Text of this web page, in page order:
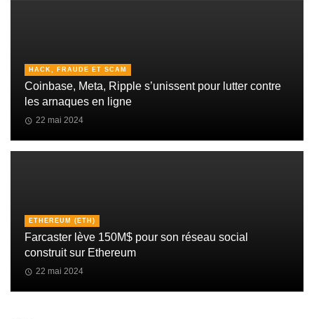
HACK, FRAUDE ET SCAM
Coinbase, Meta, Ripple s’unissent pour lutter contre
les arnaques en ligne
22 mai 2024
ETHEREUM (ETH)
Farcaster lève 150M$ pour son réseau social
construit sur Ethereum
22 mai 2024